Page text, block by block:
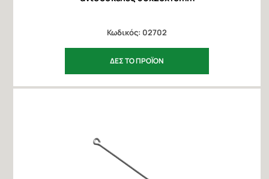
Κωδικός: 02702
ΔΕΣ ΤΟ ΠΡΟΪΟΝ